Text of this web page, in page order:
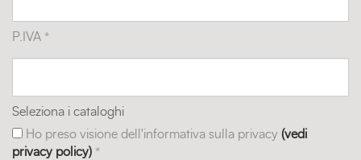
P.IVA *
Seleziona i cataloghi
Ho preso visione dell'informativa sulla privacy (vedi
privacy policy) *